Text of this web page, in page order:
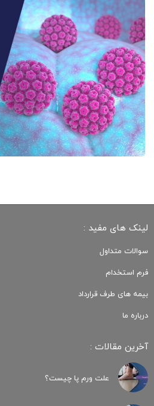
لینک های مفید :
سوالات متداول
فرم استخدام
بیمه های طرف قرارداد
درباره ما
آخرین مقالات :
علت ورم پا چیست؟